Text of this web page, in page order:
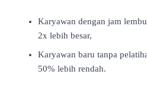
Karyawan dengan jam
2x lebih besar,
Karyawan baru tanpa
50% lebih rendah.